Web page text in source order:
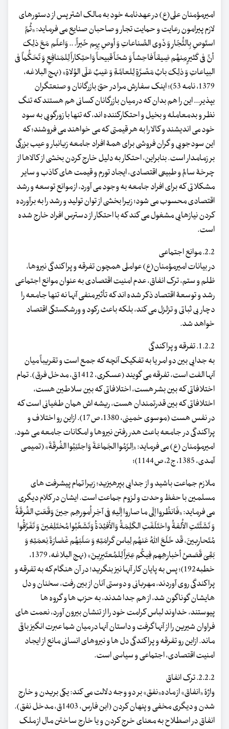
امیرمؤمنان علی(ع) در عهدنامه خود به مالک اشتر پس از دستورهای
لازم پیرامون رعایت و حمایت تجار و صاحبان صنایع می فرماید: «ثُمَّ
استَوصِ بِالتُّجّارِ وَ ذَوی الصِّناعاتِ وَ أوصِ بِهِم خَیراً. .. وَاعلَم مَعَ ذلِکَ
أنَّ فی کَثیرٍ مِنهُم ضِیقاً فاحِشاً وَ شحّاً قبیحاً وَاحتِکاراً لِلمَنافِعِ وَ تَحَکُّماً فی
البیاعاتِ وَ ذلِکَ بابُ مَضَرَّةٍ لِلعامَّةِ وَ عَیبٌ عَلَی الوُلاةِ» (نهج البلاغه،
1379، نامه 53)؛ اینک سفارش مرا در حقّ بازرگانان و صنعتگران
بپذیر... این را هم بدان که در میان بازرگانان کسانی هم هستند که تنگ
نظر و بدمعامله و بخیل و احتکارکننده اند، که تنها با زورگویی به سود
خود می اندیشند و کالا را به هر قیمتی که می خواهند می فروشند؛ که
این سودجویی و گران فروشی برای همۀ افراد جامعه زیانبار و عیب بزرگی
بر زمامدار است. بنابراین، احتکار به دلیل خارج کردن بخشی از کالاها از
چرخۀ سالم و طبیعی اقتصادی، ایجاد تورم و قیمت های کاذب و سایر
مشکلاتی که برای افراد جامعه به وجود می آورد، از موانع توسعه و رشد
اقتصادی محسوب می شود؛ زیرا بخشی از توان تولید و رشد را به برآورده
کردن نیازهایی مشغول می کند که با احتکار از دسترس افراد خارج شده
است.
2.2. موانع اجتماعی
در بیانات امیرمؤمنان(ع) عواملی همچون تفرقه و پراکندگی نیروها،
ظلم و ستم، ترک انفاق، عدم امنیت اقتصادی به عنوان موانع اجتماعی
رشد و توسعۀ اقتصاد ذکر شده اند که تأثیر منفی آنها نه تنها جامعه را
دچار بی ثباتی و تزلزل می کند، بلکه باعث رکود و ورشکستگی اقتصاد
خواهد شد.
1.2.2. تفرقه و پراکندگی
به جدایی بین دو امر یا به تفکیک آنچه که جمع است و تقریباً میان
آنها الفت است، تفرقه می گویند (عسکری، 1412ق، مدخل فرق). تمام
اختلافاتی که بین بشر هست، اختلافاتی که بین سلاطین هست،
اختلافاتی که بین قدرتمندان هست، ریشه اش همان طغیانی است که
در نفس هست (موسوی خمینی، 1380، ص17). ازاین رو اختلاف و
پراکندگی در جامعه باعث هدر رفتن نیروها و امکانات جامعه می شود.
امیرمؤمنان (ع) می فرماید: «اِلزَمُوا الجَماعَةَ وَاجتَنِبُوا الفُرقَةَ» (تمیمی
آمدی، 1385، ج2، ص1144)؛
ملازم جماعت باشید و از جدایی بپرهیزید؛ زیرا تمام پیشرفت های
مسلمین با حفظ وحدت و لزوم جماعت است. ایشان در کلام دیگری
می فرماید: «فَانظُروا إلَی ما صاروا إلَیهِ فِی آخِرِ اُمورِهِم حِینَ وَقَعَتِ الفُرقَةُ
وَ تَشَتَّتَتِ الأُلفةُ واختَلَفَتِ الکَلِمَةُ وَالأَفئِدَةُ وَتَشَعَّبُوا مُختَلِفینَ وَ تَفَرَّقُوا
مُتَحارِبینَ، قَد خَلَعَ اللهُ عَنهُم لِباسَ کَرامَتِهِ وَ سَلَبَهُم غَضارَةَ نِعمَتِهِ وَ
بَقِیَ قَصَصُ أخبارِهِهم فِیکُم عِبَراً لِلمُعتَبِرِینَ» (نهج البلاغه، 1379،
خطبه192)؛ پس به پایان کار آنها نیز بنگرید! در آن هنگام که به تفرقه و
پراکندگی روی آوردند، مهربانی و دوستی آنان از بین رفت، سخنان و دل
هایشان گوناگون شد، از هم جدا شدند، به حزب ها و گروه ها
پیوستند، خداوند لباس کرامت خود را از تنشان بیرون آورد، نعمت های
فراوان شیرین را از آنها گرفت و داستان آنها در میان شما عبرت انگیز باقی
ماند. ازاین رو تفرقه و پراکندگی دل ها و نیروهای انسانی مانع از ایجاد
امنیت اقتصادی، اجتماعی و سیاسی است.
2.2.2. ترک انفاق
واژۀ «انفاق» از ماده«نفق» بر دو وجه دلالت می کند: یکی بریدن و خارج
شدن و دیگری مخفی و پنهان کردن (ابن فارس، 1403ق، مدخل نفق).
انفاق در اصطلاح به معنای خرج کردن و یا خارج ساختن مال از ملک